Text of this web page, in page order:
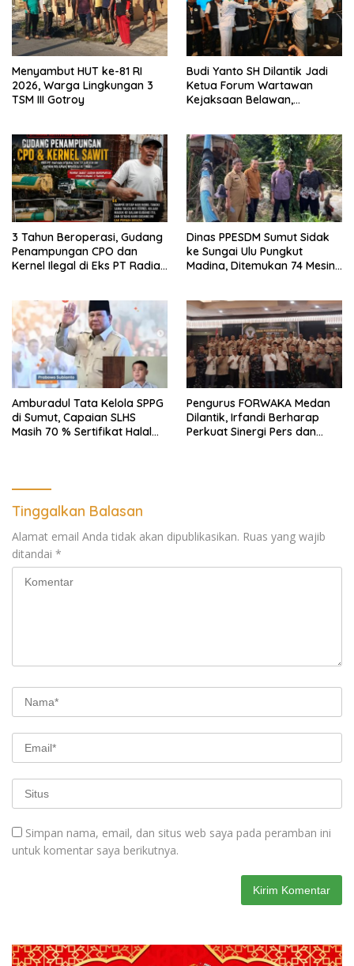
Menyambut HUT ke-81 RI
2026, Warga Lingkungan 3
TSM III Gotroy
Budi Yanto SH Dilantik Jadi
Ketua Forum Wartawan
Kejaksaan Belawan,
Pendampingan Hukum dan
Ekomoni Semua Anggota
3 Tahun Beroperasi, Gudang
Penampungan CPO dan
Kernel Ilegal di Eks PT Radian
Dinas PPESDM Sumut Sidak
ke Sungai Ulu Pungkut
Madina, Ditemukan 74 Mesin
Rusak
Amburadul Tata Kelola SPPG
di Sumut, Capaian SLHS
Masih 70 % Sertifikat Halal
Pemantau dan Pengawas
MBG
Pengurus FORWAKA Medan
Dilantik, Irfandi Berharap
Perkuat Sinergi Pers dan
Tinggalkan Balasan
Alamat email Anda tidak akan dipublikasikan. Ruas yang wajib
ditandai *
Simpan nama, email, dan situs web saya pada peramban ini
untuk komentar saya berikutnya.